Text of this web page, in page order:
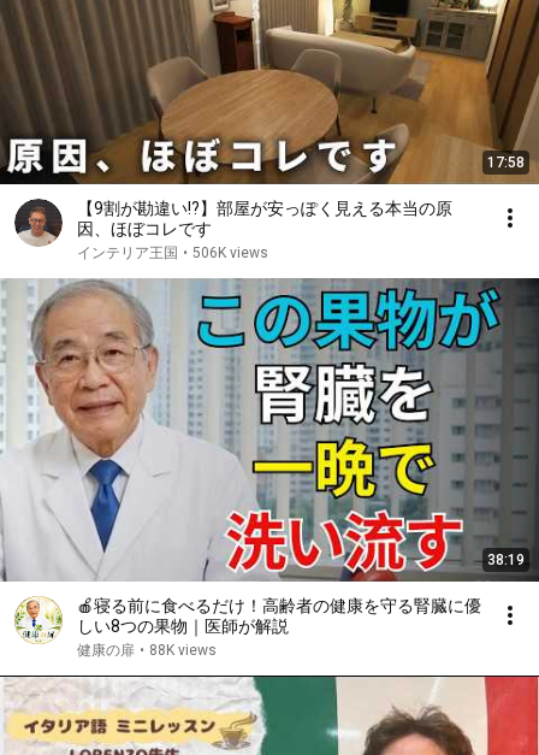
17:58
【9割が勘違い!?】部屋が安っぽく見える本当の原
因、ほぼコレです
インテリア王国 • 506K views
38:19
🍎寝る前に食べるだけ！高齢者の健康を守る腎臓に優
しい8つの果物｜医師が解説
健康の扉 • 88K views